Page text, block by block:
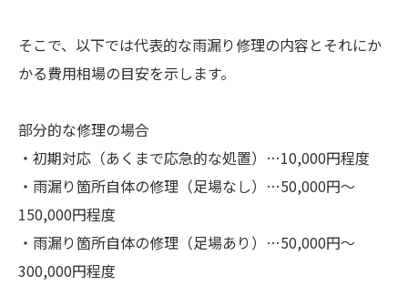
そこで、以下では代表的な雨漏り修理の内容とそれにか
かる費用相場の目安を示します。
部分的な修理の場合
・初期対応（あくまで応急的な処置）…10,000円程度
・雨漏り箇所自体の修理（足場なし）…50,000円～
150,000円程度
・雨漏り箇所自体の修理（足場あり）…50,000円～
300,000円程度